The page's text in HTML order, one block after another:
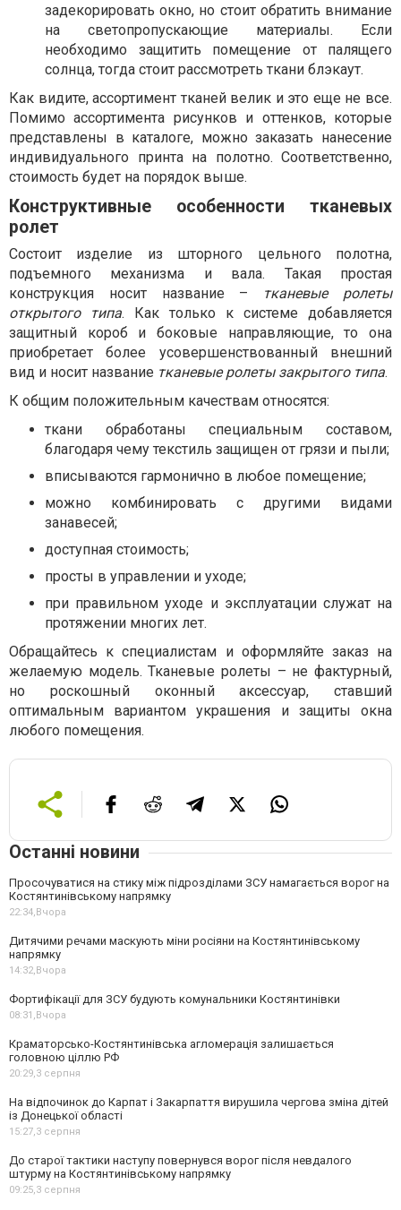
задекорировать окно, но стоит обратить внимание
на светопропускающие материалы. Если
необходимо защитить помещение от палящего
солнца, тогда стоит рассмотреть ткани блэкаут.
Как видите, ассортимент тканей велик и это еще не все.
Помимо ассортимента рисунков и оттенков, которые
представлены в каталоге, можно заказать нанесение
индивидуального принта на полотно. Соответственно,
стоимость будет на порядок выше.
Конструктивные особенности тканевых
ролет
Состоит изделие из шторного цельного полотна,
подъемного механизма и вала. Такая простая
конструкция носит название – тканевые ролеты
открытого типа. Как только к системе добавляется
защитный короб и боковые направляющие, то она
приобретает более усовершенствованный внешний
вид и носит название тканевые ролеты закрытого типа.
К общим положительным качествам относятся:
ткани обработаны специальным составом,
благодаря чему текстиль защищен от грязи и пыли;
вписываются гармонично в любое помещение;
можно комбинировать с другими видами
занавесей;
доступная стоимость;
просты в управлении и уходе;
при правильном уходе и эксплуатации служат на
протяжении многих лет.
Обращайтесь к специалистам и оформляйте заказ на
желаемую модель. Тканевые ролеты – не фактурный,
но роскошный оконный аксессуар, ставший
оптимальным вариантом украшения и защиты окна
любого помещения.
Останні новини
Просочуватися на стику між підрозділами ЗСУ намагається ворог на
Костянтинівському напрямку
22:34,Вчора
Дитячими речами маскують міни росіяни на Костянтинівському
напрямку
14:32,Вчора
Фортифікації для ЗСУ будують комунальники Костянтинівки
08:31,Вчора
Краматорсько-Костянтинівська агломерація залишається
головною ціллю РФ
20:29,3 серпня
На відпочинок до Карпат і Закарпаття вирушила чергова зміна дітей
із Донецької області
15:27,3 серпня
До старої тактики наступу повернувся ворог після невдалого
штурму на Костянтинівському напрямку
09:25,3 серпня